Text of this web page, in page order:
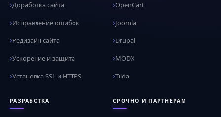
Доработка сайта
Исправление ошибок
Редизайн сайта
Ускорение и защита
Установка SSL и HTTPS
OpenCart
Joomla
Drupal
MODX
Tilda
РАЗРАБОТКА СРОЧНО И ПАРТНЁРАМ